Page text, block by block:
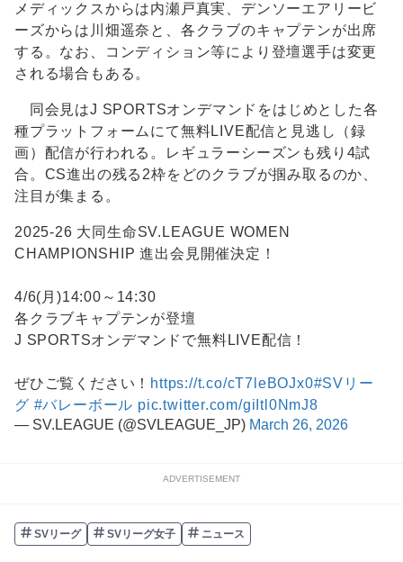
メディックスからは内瀬戸真実、デンソーエアリービ
ーズからは川畑遥奈と、各クラブのキャプテンが出席
する。なお、コンディション等により登壇選手は変更
される場合もある。
同会見はJ SPORTSオンデマンドをはじめとした各
種プラットフォームにて無料LIVE配信と見逃し（録
画）配信が行われる。レギュラーシーズンも残り4試
合。CS進出の残る2枠をどのクラブが掴み取るのか、
注目が集まる。
2025-26 大同生命SV.LEAGUE WOMEN
CHAMPIONSHIP 進出会見開催決定！
4/6(月)14:00～14:30
各クラブキャプテンが登壇
J SPORTSオンデマンドで無料LIVE配信！
ぜひご覧ください！ https://t.co/cT7leBOJx0#SVリー
グ #バレーボール pic.twitter.com/giItl0NmJ8
— SV.LEAGUE (@SVLEAGUE_JP) March 26, 2026
ADVERTISEMENT
SVリーグ SVリーグ女子 ニュース